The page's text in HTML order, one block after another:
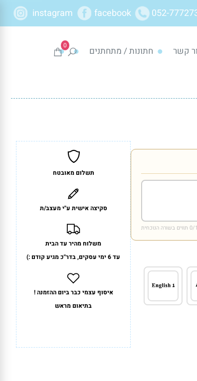
052-
instagram
0 קשר חתונות / מתחתנים
0
תשלום מאובטח
סקיצה אישית ע"י מעצב/ת
משלוח מהיר עד הבית
עד 6 ימי עסקים, בדר"כ מגיע קודם :)
איסוף עצמי כבר ביום ההזמנה !
בתיאום מראש